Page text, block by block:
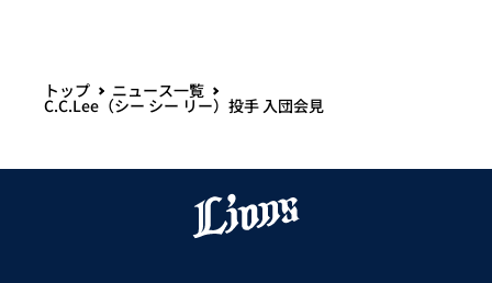
トップ ニュース一覧
C.C.Lee（シー シー リー）投手 入団会見